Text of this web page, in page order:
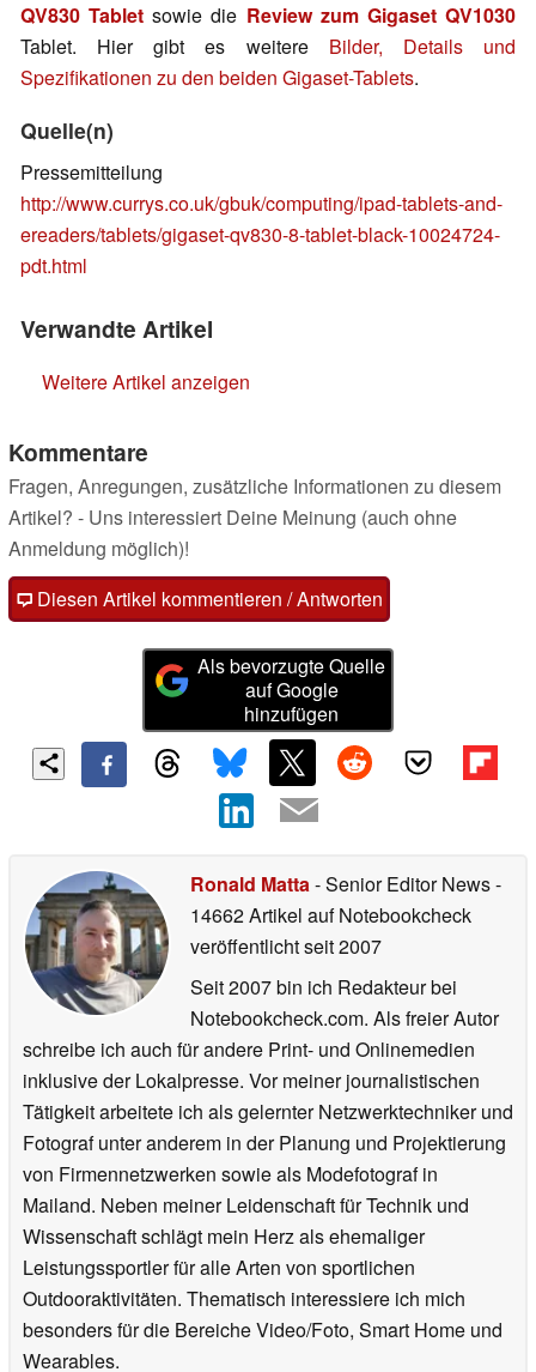
QV830 Tablet sowie die Review zum Gigaset QV1030
Tablet. Hier gibt es weitere Bilder, Details und
Spezifikationen zu den beiden Gigaset-Tablets.
Quelle(n)
Pressemitteilung
http://www.currys.co.uk/gbuk/computing/ipad-tablets-and-
ereaders/tablets/gigaset-qv830-8-tablet-black-10024724-
pdt.html
Verwandte Artikel
Weitere Artikel anzeigen
Kommentare
Fragen, Anregungen, zusätzliche Informationen zu diesem
Artikel? - Uns interessiert Deine Meinung (auch ohne
Anmeldung möglich)!
Diesen Artikel kommentieren / Antworten
Als bevorzugte Quelle
auf Google
hinzufügen
Ronald Matta- Senior Editor News-
14662 Artikel auf Notebookcheck
veröffentlichtseit 2007
Seit 2007 bin ich Redakteur bei
Notebookcheck.com. Als freier Autor
schreibe ich auch für andere Print- und Onlinemedien
inklusive der Lokalpresse. Vor meiner journalistischen
Tätigkeit arbeitete ich als gelernter Netzwerktechniker und
Fotograf unter anderem in der Planung und Projektierung
von Firmennetzwerken sowie als Modefotograf in
Mailand. Neben meiner Leidenschaft für Technik und
Wissenschaft schlägt mein Herz als ehemaliger
Leistungssportler für alle Arten von sportlichen
Outdooraktivitäten. Thematisch interessiere ich mich
besonders für die Bereiche Video/Foto, Smart Home und
Wearables.